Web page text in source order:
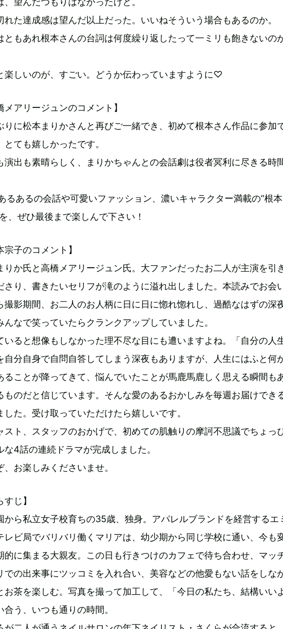
れた達成感は望んだ以上だった。いいねそういう場合もあるのか。
ともあれ根本さんの台詞は何度繰り返したって一ミリも飽きないの
楽しいのが、すごい。どうか伝わっていますように♡
メアリージュンのコメント】
りに松本まりかさんと再びご一緒でき、初めて根本さん作品に参加
とても嬉しかったです。
演出も素晴らしく、まりかちゃんとの会話劇は役者冥利に尽きる時
るあるの会話や可愛いファッション、濃いキャラクター満載の“根
、ぜひ最後まで楽しんで下さい！
宗子のコメント】
りか氏と高橋メアリージュン氏。大ファンだったお二人が主演を引
さり、書きたいセリフが滝のように溢れ出しました。本読みでお会
撮影期間、お二人のお人柄に日に日に惚れ惚れし、過酷なはずの深
んなで笑っていたらクランクアップしていました。
いると想像もしなかった理不尽な目にも遭いますよね。「自分の人
自分自身で自問自答してしまう深夜もありますが、人生にはふと何
ることが降ってきて、悩んでいたことが馬鹿馬鹿しく思える瞬間も
ものだと信じています。そんな愛のあるおかしみを毎週お届けでき
した。受け取っていただけたら嬉しいです。
スト、スタッフのおかげで、初めての肌触りの摩訶不思議でちょっ
な4話の連続ドラマが完成しました。
、お楽しみくださいませ。
すじ】
から私立女子校育ちの35歳、独身。アパレルブランドを経営するエ
レビ局でバリバリ働くマリアは、幼少期から同じ学校に通い、今も
的に集まる大親友。この日も行きつけのカフェで待ち合わせ、マッ
での出来事にツッコミを入れ合い、美容などの他愛もない話をしな
お茶を楽しむ。写真を撮って加工して、「今日の私たち、結構いい
合う、いつも通りの時間。